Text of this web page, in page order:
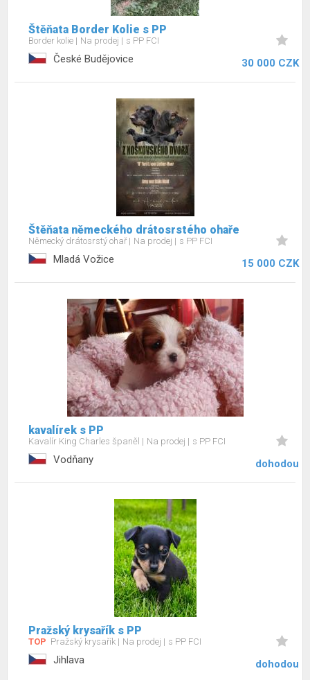
Štěňata Border Kolie s PP
Border kolie Na prodej s PP FCI
České Budějovice 30 000 CZK
Štěňata německého drátosrstého ohaře
Německý drátosrstý ohař Na prodej s PP FCI
Mladá Vožice 15 000 CZK
kavalírek s PP
Kavalír King Charles španěl Na prodej s PP FCI
Vodňany dohodou
Pražský krysařík s PP
TOP Pražský krysařík Na prodej s PP FCI
Jihlava dohodou